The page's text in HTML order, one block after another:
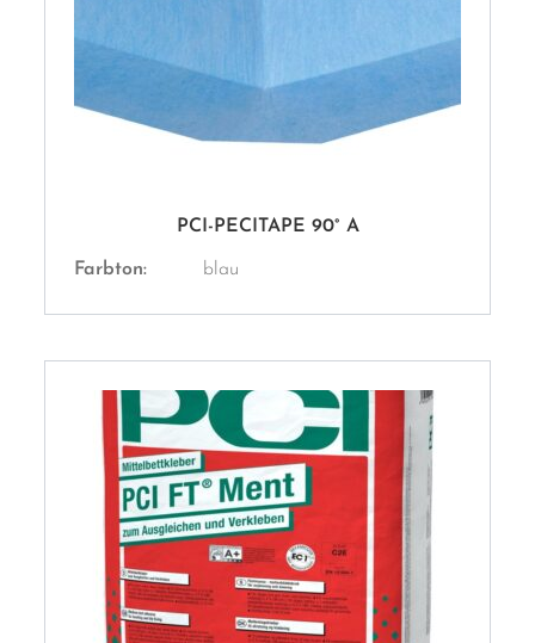
PCI-PECITAPE 90° A
Farbton: blau